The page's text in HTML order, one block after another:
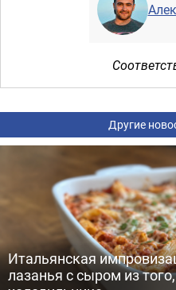
Другие
Итальянская
лазанья с сыром из